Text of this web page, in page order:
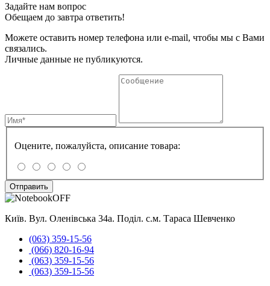
Задайте нам вопрос
Обещаем до завтра ответить!
Можете оставить номер телефона или e-mail, чтобы мы с Вами
связались.
Личные данные не публикуются.
Оцените, пожалуйста, описание товара:
Отправить
Київ. Вул. Оленівська 34а. Поділ. с.м. Тараса Шевченко
(063) 359-15-56
(066) 820-16-94
(063) 359-15-56
(063) 359-15-56